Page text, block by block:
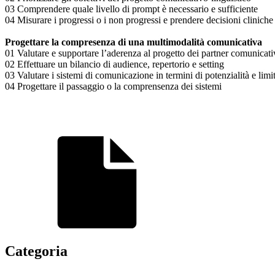
03 Comprendere quale livello di prompt è necessario e sufficiente
04 Misurare i progressi o i non progressi e prendere decisioni cliniche
Progettare la compresenza di una multimodalità comunicativa
01 Valutare e supportare l’aderenza al progetto dei partner
02 Effettuare un bilancio di audience, repertorio e setting
03 Valutare i sistemi di comunicazione in termini di potenzialità e
04 Progettare il passaggio o la comprensenza dei sistemi
Categoria